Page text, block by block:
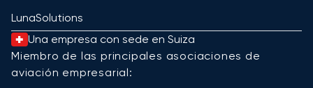
LunaSolutions
Una empresa con sede en Suiza
Miembro de las principales asociaciones de
aviación empresarial: